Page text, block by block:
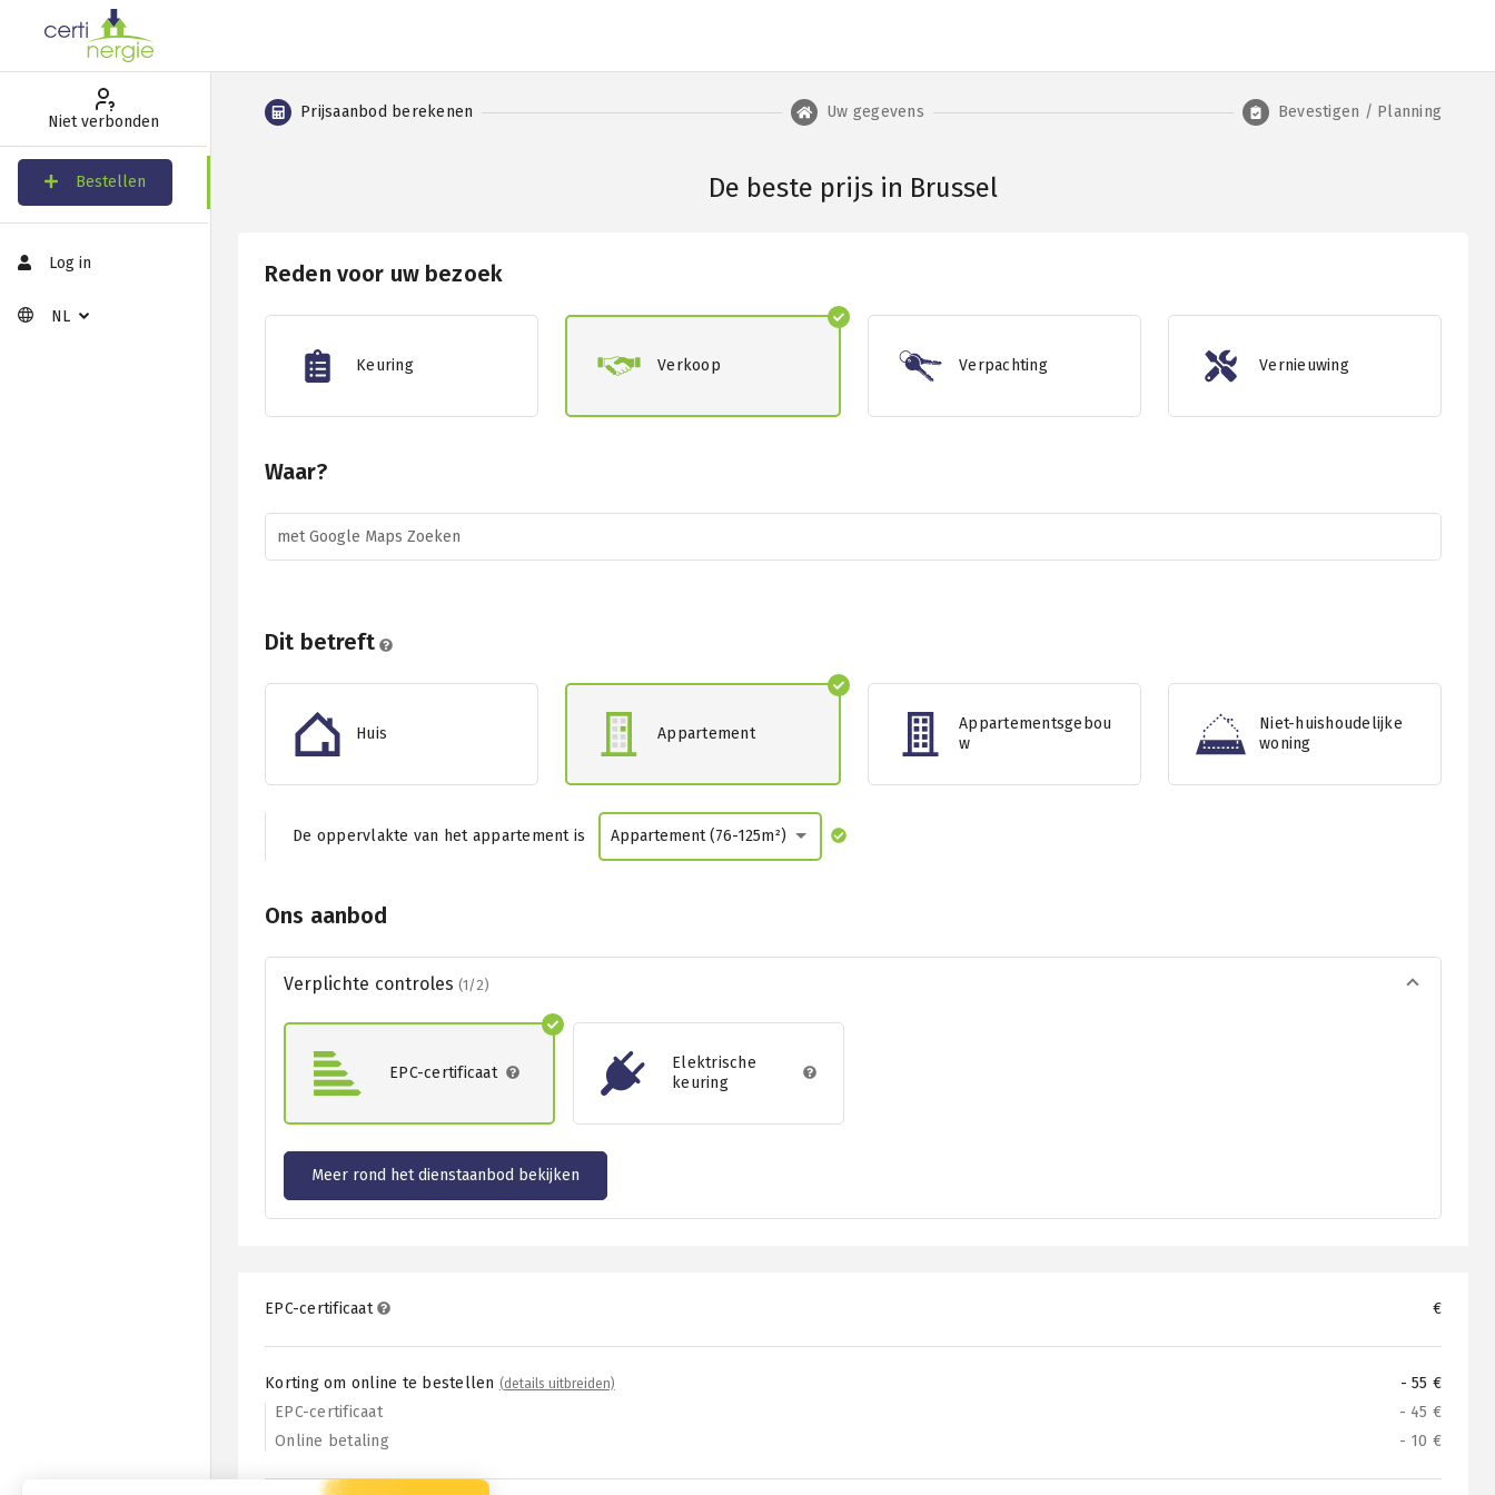
Niet verbonden
Bestellen
Log in
NL
Prijsaanbod berekenen Uw gegevens Bevestigen / Planning
De beste prijs in Brussel
Reden voor uw bezoek
Keuring Verkoop Verpachting Vernieuwing
Waar?
met Google Maps Zoeken
Dit betreft
Huis Appartement
Appartementsgebou
w
Niet-huishoudelijke
woning
De oppervlakte van het appartement is Appartement (76-125m²)
Ons aanbod
Verplichte controles(1/2)
EPC-certificaat
Elektrische
keuring
Meer rond het dienstaanbod bekijken
EPC-certificaat €
Korting om online te bestellen (details uitbreiden)
- 55 €
EPC-certificaat
- 45 €
Online betaling
- 10 €